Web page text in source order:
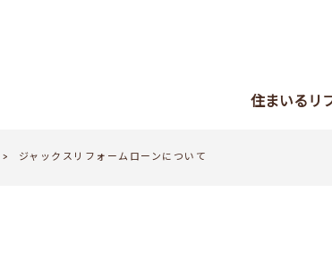
住まいるリ
> ジャックスリフォームローンについて